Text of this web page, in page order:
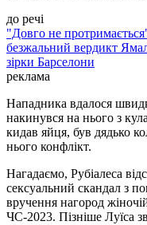
до речі
"Довго не
безжальний вердикт
зірки Барселони
реклама
Нападника вдалося
накинувся на нього з
кидав яйця, був дядько
нього конфлікт.
Нагадаємо, Рубіалеса
сексуальний скандал з
вручення нагород
ЧС-2023. Пізніше Луїса